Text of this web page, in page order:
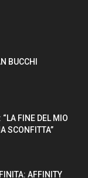
BUCCHI
FINE DEL MIO
SCONFITTA”
AFFINITY